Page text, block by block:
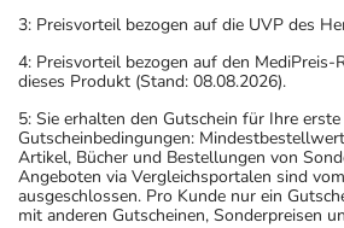
3: Preisvorteil bezogen auf die UVP des
4: Preisvorteil bezogen auf den MediPreis-
dieses Produkt (Stand: 08.08.2026).
5: Sie erhalten den Gutschein für Ihre
Gutscheinbedingungen:
Artikel, Bücher und Bestellungen von
Angeboten via Vergleichsportalen sind
ausgeschlossen. Pro Kunde nur ein
mit anderen Gutscheinen, Sonderpreisen